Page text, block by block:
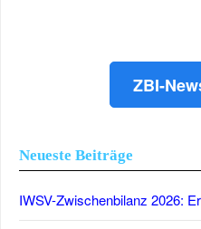
ZBI-
Neueste Beiträge
IWSV-Zwischenbilanz 2026: